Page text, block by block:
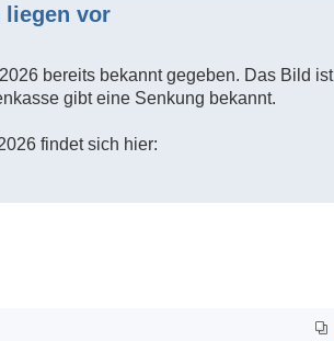
liegen vor
bereits bekannt gegeben. Das Bild ist
gibt eine Senkung bekannt.
findet sich hier: